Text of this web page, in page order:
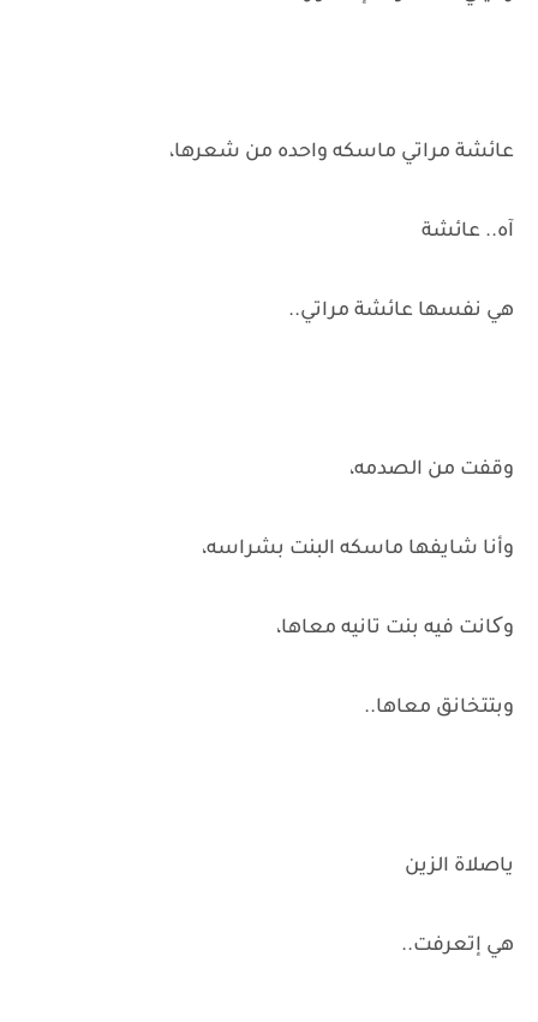
عائشة مراتي ماسكه واحده من شعرها،
آه.. عائشة
هي نفسها عائشة مراتي..
وقفت من الصدمه،
وأنا شايفها ماسكه البنت بشراسه،
وکانت فيه بنت تانيه معاها،
وبتتخانق معاها..
ياصلاة الزين
هي إتعرفت..